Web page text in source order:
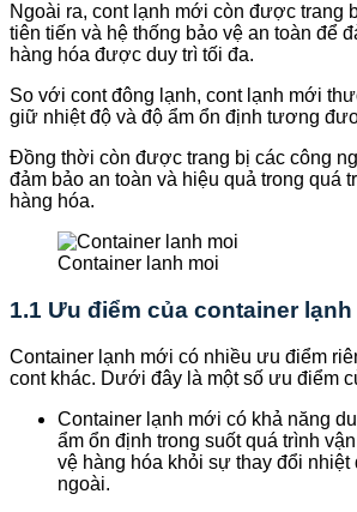
Ngoài ra, cont lạnh mới còn được trang
tiên tiến và hệ thống bảo vệ an toàn để
hàng hóa được duy trì tối đa.
So với cont đông lạnh, cont lạnh mới
giữ nhiệt độ và độ ẩm ổn định tương
Đồng thời còn được trang bị các công
đảm bảo an toàn và hiệu quả trong quá
hàng hóa.
Container lanh moi
1.1 Ưu điểm của container
Container lạnh mới có nhiều ưu điểm
cont khác. Dưới đây là một số ưu điểm
Container lạnh mới có khả năng
ẩm ổn định trong suốt quá trình
vệ hàng hóa khỏi sự thay đổi nhiệt
ngoài.